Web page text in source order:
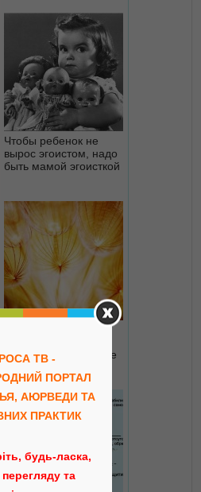
Чтобы ребенок не
вырос эгоистом, надо
быть мамой эгоисткой
счастливым, никто не
несчастным
РОСА ТВ -
ПОРТАЛ
АЮРВЕДИ ТА
ПРАКТИК
будь-ласка,
та